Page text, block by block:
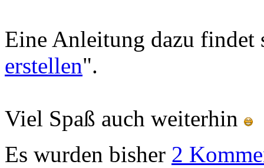
Eine Anleitung dazu
erstellen".
Viel Spaß auch weiterhin
Es wurden bisher 2